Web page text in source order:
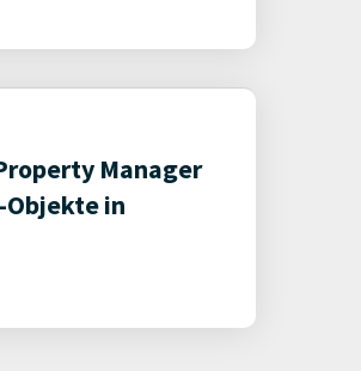
Manager
in